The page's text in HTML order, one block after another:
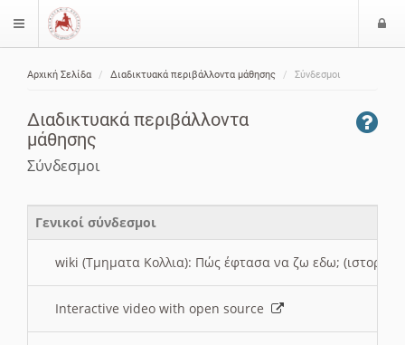
$langMenu
Αρχική Σελίδα Διαδικτυακά περιβάλλοντα μάθησης Σύνδεσμοι
Διαδικτυακά περιβάλλοντα
μάθησης
Σύνδεσμοι
Γενικοί σύνδεσμοι
wiki (Τμηματα Κολλια): Πώς έφτασα να ζω εδω; (ιστορια)
Interactive video with open source